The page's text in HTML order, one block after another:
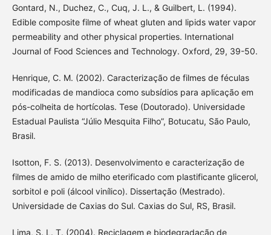
Gontard, N., Duchez, C., Cuq, J. L., & Guilbert, L. (1994).
Edible composite filme of wheat gluten and lipids water vapor
permeability and other physical properties. International
Journal of Food Sciences and Technology. Oxford, 29, 39-50.
Henrique, C. M. (2002). Caracterização de filmes de féculas
modificadas de mandioca como subsídios para aplicação em
pós-colheita de hortícolas. Tese (Doutorado). Universidade
Estadual Paulista “Júlio Mesquita Filho”, Botucatu, São Paulo,
Brasil.
Isotton, F. S. (2013). Desenvolvimento e caracterização de
filmes de amido de milho eterificado com plastificante glicerol,
sorbitol e poli (álcool vinílico). Dissertação (Mestrado).
Universidade de Caxias do Sul. Caxias do Sul, RS, Brasil.
Lima, S. L. T. (2004). Reciclagem e biodegradação de